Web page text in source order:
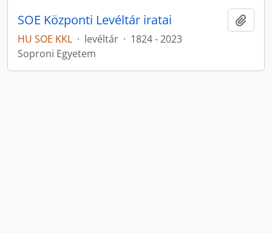
SOE Központi Levéltár iratai
HU SOE KKL · levéltár · 1824 - 2023
Soproni Egyetem